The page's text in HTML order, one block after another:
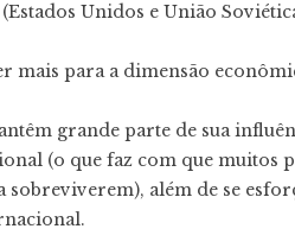
Unidos e União
mais para a dimensão
grande parte de sua
(o que faz com que muitos
além de se